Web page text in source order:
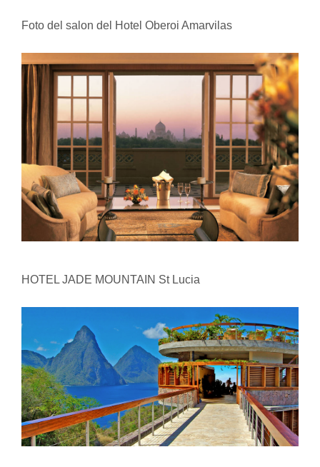
Foto del salon del Hotel Oberoi Amarvilas
HOTEL JADE MOUNTAIN St Lucia